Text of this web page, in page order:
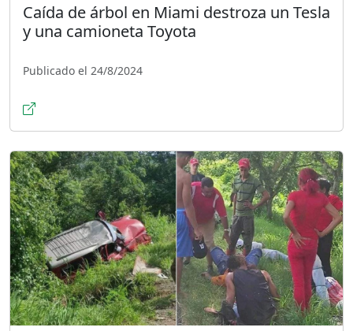
Caída de árbol en Miami destroza un Tesla
y una camioneta Toyota
Publicado el 24/8/2024